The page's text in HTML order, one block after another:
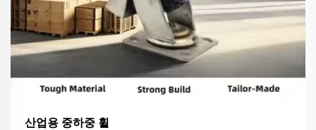
산업용 중하중 휠